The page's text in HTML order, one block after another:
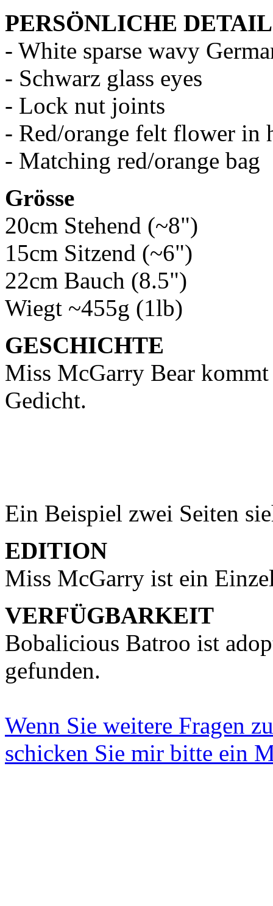
PERSÖNLICHE
- White sparse wavy
- Schwarz glass eyes
- Lock nut joints
- Red/orange felt flower in
- Matching red/orange bag
Grösse
20cm Stehend (~8")
15cm Sitzend (~6")
22cm Bauch (8.5")
Wiegt ~455g (1lb)
GESCHICHTE
Miss McGarry Bear
Gedicht.
Ein Beispiel zwei Seiten
EDITION
Miss McGarry ist ein
VERFÜGBARKEIT
Bobalicious Batroo ist
gefunden.
Wenn Sie weitere Fragen
schicken Sie mir bitte ein